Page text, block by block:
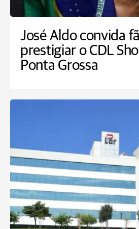
José Aldo convida
prestigiar o CDL
Ponta Grossa